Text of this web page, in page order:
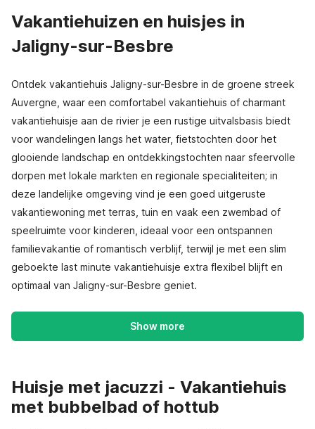
Vakantiehuizen en huisjes in
Jaligny-sur-Besbre
Ontdek vakantiehuis Jaligny-sur-Besbre in de groene streek
Auvergne, waar een comfortabel vakantiehuis of charmant
vakantiehuisje aan de rivier je een rustige uitvalsbasis biedt
voor wandelingen langs het water, fietstochten door het
glooiende landschap en ontdekkingstochten naar sfeervolle
dorpen met lokale markten en regionale specialiteiten; in
deze landelijke omgeving vind je een goed uitgeruste
vakantiewoning met terras, tuin en vaak een zwembad of
speelruimte voor kinderen, ideaal voor een ontspannen
familievakantie of romantisch verblijf, terwijl je met een slim
geboekte last minute vakantiehuisje extra flexibel blijft en
optimaal van Jaligny-sur-Besbre geniet.
Show more
Huisje met jacuzzi - Vakantiehuis
met bubbelbad of hottub